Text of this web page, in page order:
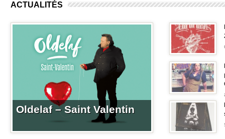
ACTUALITÉS
Oldelaf – Saint Valentin